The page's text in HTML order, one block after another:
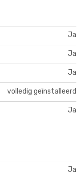
Ja
Ja
Ja
volledig geïnstalleerd
Ja
Ja